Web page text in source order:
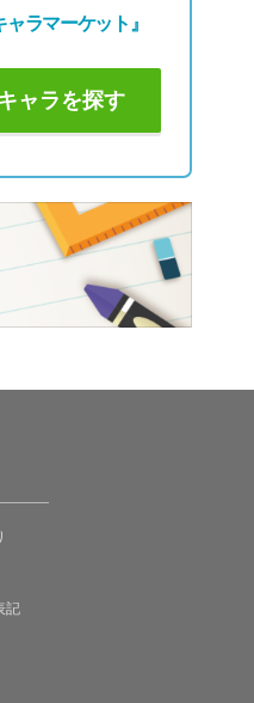
ャラマーケット』
ャラを探す
記